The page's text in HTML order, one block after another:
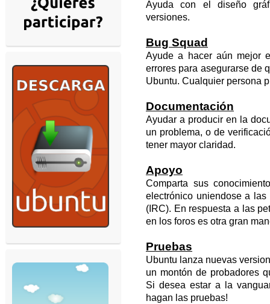
Ayuda con el diseño
versiones.
Bug Squad
Ayude a hacer aún mejor
errores para asegurarse de
Ubuntu. Cualquier persona
Documentación
Ayudar a producir en la
un problema, o de
tener mayor claridad.
Apoyo
Comparta sus
electrónico uniendose a
(IRC). En respuesta a las
en los foros es otra gran
Pruebas
Ubuntu lanza nuevas
un montón de probadores
Si desea estar a la
hagan las pruebas!